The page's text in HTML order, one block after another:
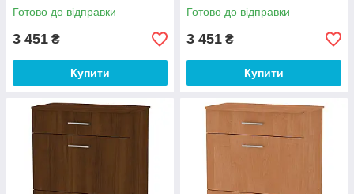
Готово до відправки
3 451 ₴
Купити
Готово до відправки
3 451 ₴
Купити